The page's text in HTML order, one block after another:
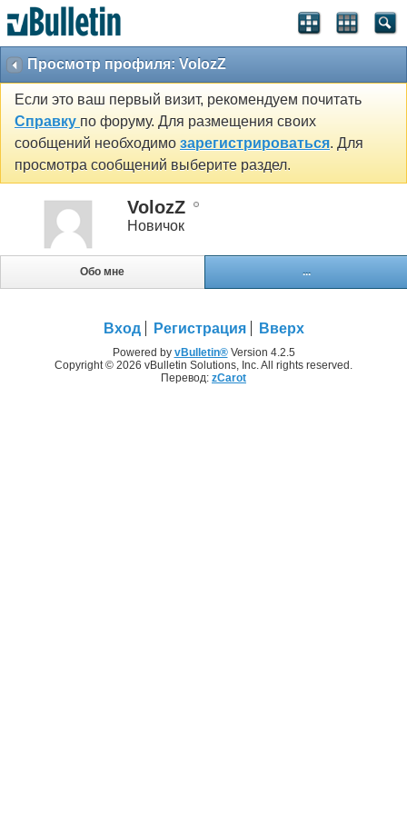
Просмотр профиля: VolozZ
Если это ваш первый визит, рекомендуем почитать
Справку по форуму. Для размещения своих
сообщений необходимо зарегистрироваться. Для
просмотра сообщений выберите раздел.
VolozZ
Новичок
Обо мне ...
Вход Регистрация Вверх
Powered by vBulletin®Version 4.2.5
Copyright © 2026 vBulletin Solutions, Inc. All rights reserved.
Перевод: zCarot